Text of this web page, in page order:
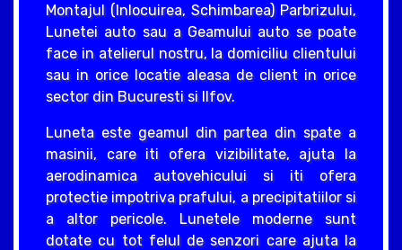
Montajul (Inlocuirea, Schimbarea) Parbrizului,
Lunetei auto sau a Geamului auto se poate
face in atelierul nostru, la domiciliu clientului
sau in orice locatie aleasa de client in orice
sector din Bucuresti si Ilfov.
Luneta este geamul din partea din spate a
masinii, care iti ofera vizibilitate, ajuta la
aerodinamica autovehicului si iti ofera
protectie impotriva prafului, a precipitatiilor si
a altor pericole. Lunetele moderne sunt
dotate cu tot felul de senzori care ajuta la